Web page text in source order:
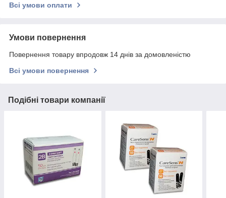
Всі умови оплати
Умови повернення
Повернення товару впродовж 14 днів за домовленістю
Всі умови повернення
Подібні товари компанії